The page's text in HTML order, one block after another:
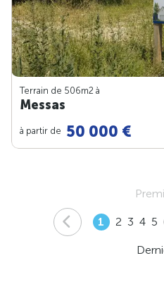
Terrain de 506m2 à
Messas
à partir de 50 000 €
1 2 3 4 5